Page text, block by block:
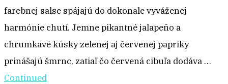
farebnej salse spájajú do dokonale vyváženej
harmónie chutí. Jemne pikantné jalapeño a
chrumkavé kúsky zelenej aj červenej papriky
prinášajú šmrnc, zatiaľ čo červená cibuľa dodáva …
Continued